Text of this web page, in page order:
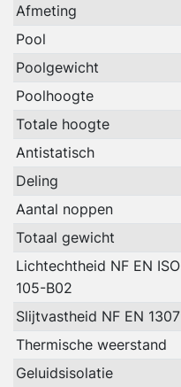
Afmeting
Pool
Poolgewicht
Poolhoogte
Totale hoogte
Antistatisch
Deling
Aantal noppen
Totaal gewicht
Lichtechtheid NF EN ISO
105-B02
Slijtvastheid NF EN 1307
Thermische weerstand
Geluidsisolatie